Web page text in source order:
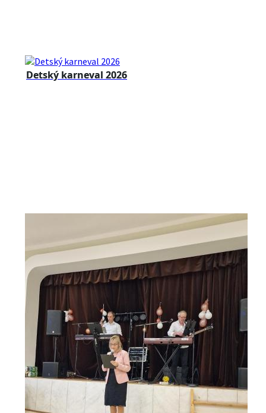
Detský karneval 2026